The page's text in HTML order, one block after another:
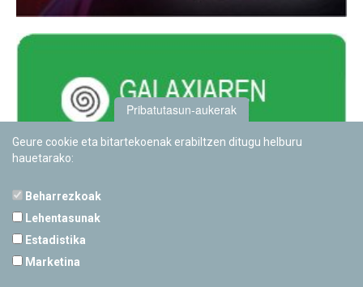
Pribatutasun-aukerak
Geure cookie eta bitartekoenak erabiltzen ditugu helburu
hauetarako:
Beharrezkoak
Lehentasunak
Estadistika
Marketina